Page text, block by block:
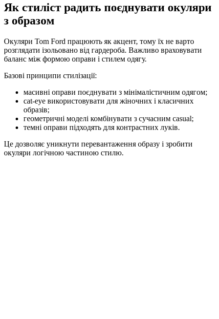
Як стиліст радить поєднувати окуляри
з образом
Окуляри Tom Ford працюють як акцент, тому їх не варто
розглядати ізольовано від гардероба. Важливо враховувати
баланс між формою оправи і стилем одягу.
Базові принципи стилізації:
масивні оправи поєднувати з мінімалістичним одягом;
cat-eye використовувати для жіночних і класичних
образів;
геометричні моделі комбінувати з сучасним casual;
темні оправи підходять для контрастних луків.
Це дозволяє уникнути перевантаження образу і зробити
окуляри логічною частиною стилю.